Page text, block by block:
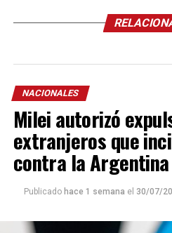
NACIONALES
Milei autorizó
extranjeros que
contra la Argentina
Publicado hace 1 semana el 30/07/